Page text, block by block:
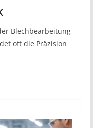
Blechbearbeitung
oft die Präzision